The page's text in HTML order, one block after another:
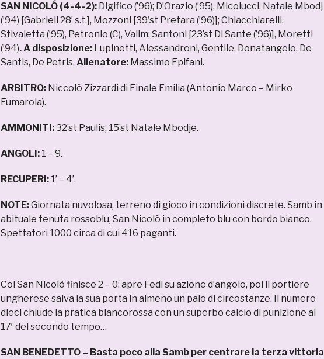
SAN NICOLÓ (4-4-2): Digifico (’96); D’Orazio (’95), Micolucci, Natale Mbodj
(’94) [Gabrieli 28’ s.t.], Mozzoni [39'st Pretara (’96)]; Chiacchiarelli,
Stivaletta (’95), Petronio (C), Valim; Santoni [23’st Di Sante (’96)], Moretti
(’94). A disposizione: Lupinetti, Alessandroni, Gentile, Donatangelo, De
Santis, De Petris. Allenatore: Massimo Epifani.
ARBITRO: Niccolò Zizzardi di Finale Emilia (Antonio Marco – Mirko
Fumarola).
AMMONITI:32’st Paulis, 15’st Natale Mbodje.
ANGOLI: 1 – 9.
RECUPERI: 1’ – 4’.
NOTE:Giornata nuvolosa, terreno di gioco in condizioni discrete. Samb in
abituale tenuta rossoblu, San Nicolò in completo blu con bordo bianco.
Spettatori 1000 circa di cui 416 paganti.
Col San Nicolò finisce 2 – 0: apre Fedi su azione d’angolo, poi il portiere
ungherese salva la sua porta in almeno un paio di circostanze. Il numero
dieci chiude la pratica biancorossa con un superbo calcio di punizione al
17′ del secondo tempo…
SAN BENEDETTO – Basta poco alla Samb per centrare la terza vittoria